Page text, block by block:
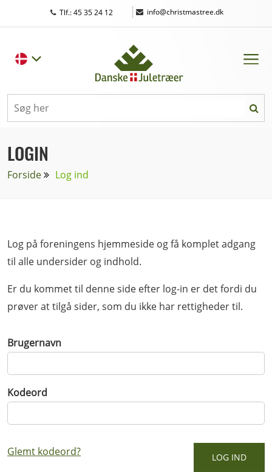
Tlf.: 45 35 24 12 | info@christmastree.dk
LOGIN
Forside Log ind
Log på foreningens hjemmeside og få komplet adgang
til alle undersider og indhold.
Er du kommet til denne side efter log-in er det fordi du
prøver at tilgå sider, som du ikke har rettigheder til.
Brugernavn
Kodeord
Glemt kodeord?